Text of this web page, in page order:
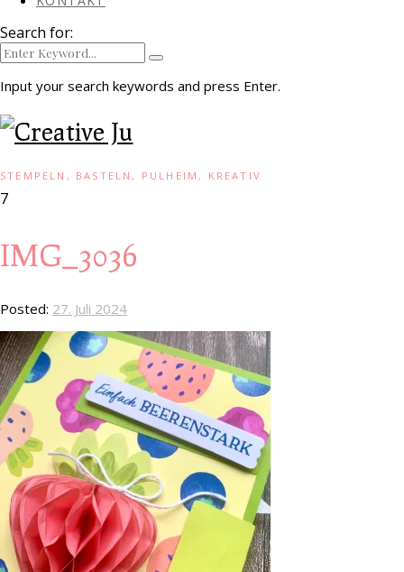
Search for:
Input your search keywords and press Enter.
STEMPELN, BASTELN, PULHEIM, KREATIV
7
IMG_3036
Posted: 27. Juli 2024